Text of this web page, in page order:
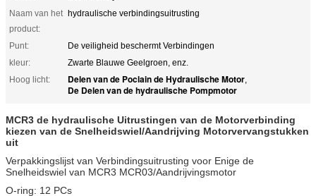
Naam van het
product:
hydraulische verbindingsuitrusting
Punt:
De veiligheid beschermt Verbindingen
kleur:
Zwarte Blauwe Geelgroen, enz.
Hoog licht:
Delen van de Poclain de Hydraulische Motor,
De Delen van de hydraulische Pompmotor
MCR3 de hydraulische Uitrustingen van de Motorverbinding
kiezen van de Snelheidswiel/Aandrijving Motorvervangstukken
uit
Verpakkingslijst van Verbindingsuitrusting voor Enige de
Snelheidswiel van MCR3 MCR03/Aandrijvingsmotor
O-ring: 12 PCs